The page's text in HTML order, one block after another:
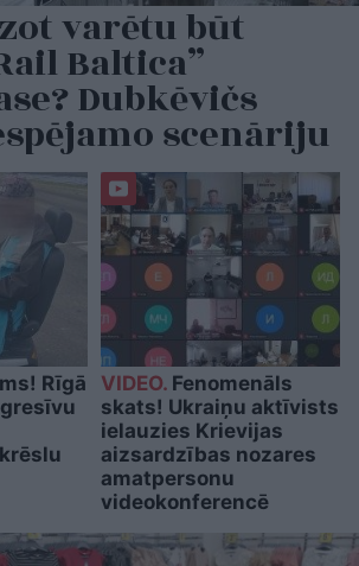
varētu būt
Baltica”
Dubkēvičs
scenāriju
Rīgā
VIDEO.Fenomenāls
skats! Ukraiņu aktīvists
ielauzies Krievijas
aizsardzības nozares
amatpersonu
videokonferencē